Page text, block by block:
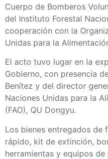
Cuerpo de Bomberos
del Instituto Forestal
cooperación con la
Unidas para la
El acto tuvo lugar en la
Gobierno, con presencia
Benítez y del director
Naciones Unidas para la
(FAO), QU Dongyu.
Los bienes entregados de
rápido, kit de extinción,
herramientas y equipos